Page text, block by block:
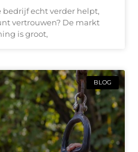
bedrijf echt verder helpt,
vertrouwen? De markt
is groot,
BLOG